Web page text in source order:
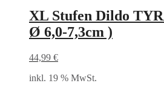
XL Stufen Dildo
Ø 6,0-7,3cm )
44,99 €
inkl. 19 % MwSt.